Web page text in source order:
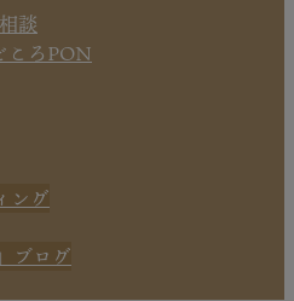
談
ころPON
ング
ブログ